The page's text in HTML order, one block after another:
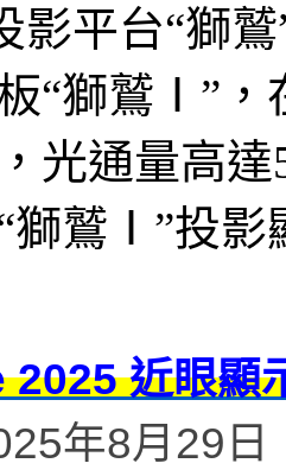
影平台“獅
“獅鷲Ⅰ”，
光通量高
獅鷲Ⅰ”投影
近眼顯
年8月29日